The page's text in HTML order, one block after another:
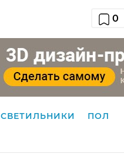
0
СВЕТИЛЬНИКИ ПОЛ